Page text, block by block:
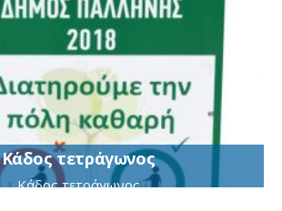
Κάδος τετράγωνος
Κάδος τετράγωνος